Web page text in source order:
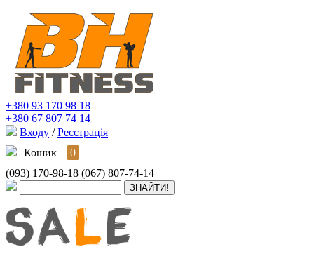
+380 93 170 98 18
+380 67 807 74 14
Входу / Реєстрація
Кошик
0
(093) 170-98-18 (067) 807-74-14